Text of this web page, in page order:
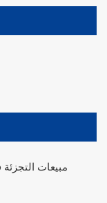
مبيعات